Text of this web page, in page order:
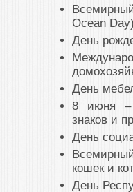
Ocean Day)
День
День
8 июня –
знаков и
День
кошек и
День